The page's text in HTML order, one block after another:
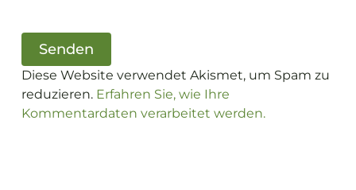
Diese Website verwendet Akismet, um Spam zu
reduzieren. Erfahren Sie, wie Ihre
Kommentardaten verarbeitet werden.